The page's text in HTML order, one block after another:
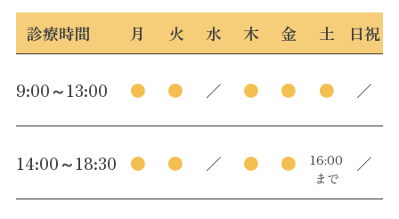
診療時間 月 火 水 木 金 土 日祝
9:00～13:00 ● ● ／ ● ● ● ／
14:00～18:30 ● ● ／ ● ●
16:00
まで
／